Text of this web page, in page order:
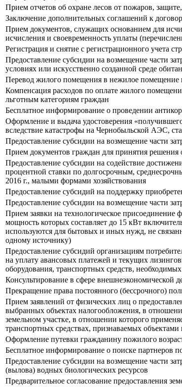
Прием отчетов об охране лесов от пожаров,
Заключение дополнительных соглашений к
Прием документов, служащих основанием для
исчисления и своевременность уплаты
Регистрация и снятие с регистрационного учета
Предоставление субсидии на возмещение части
условиях или искусственно созданной среде
Перевод жилого помещения в нежилое
Компенсация расходов по оплате жилого
льготным категориям граждан
Бесплатное информирование о проведении
Оформление и выдача удостоверения
вследствие катастрофы на Чернобыльской АЭС,
Предоставление субсидии на возмещение части
Прием документов граждан для принятия решения
Предоставление субсидии на содействие
процентной ставки по долгосрочным,
2016 г., малыми формами хозяйствования
Предоставление субсидий на поддержку
Предоставление субсидии на возмещение части
Прием заявки на технологическое присоединение
мощность которых составляет до 15 кВт
используются для бытовых и иных нужд, не
одному источнику)
Предоставление субсидий организациям
на уплату авансовых платежей и текущих
оборудования, транспортных средств,
Консультирование в сфере внешнеэкономической
Прекращение права постоянного (бессрочного)
Прием заявлений от физических лиц о
выбранных объектах налогообложения, в
земельном участке, в отношении которого
транспортных средствах, признаваемых
Оформление путевки гражданину пожилого
Бесплатное информирование о поиске партнеров
Предоставление субсидии на возмещение части
(вылова) водных биологических ресурсов
Предварительное согласование предоставления